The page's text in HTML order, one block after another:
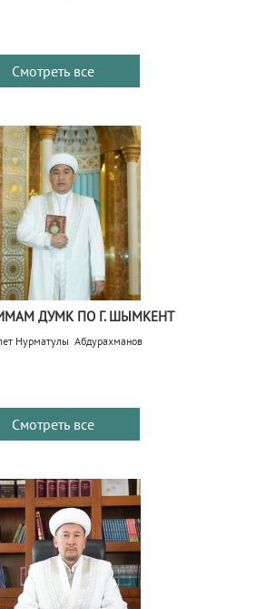
Смотреть все
ДУМК ПО Г. ШЫМКЕНТ
Нурматулы Абдурахманов
Смотреть все